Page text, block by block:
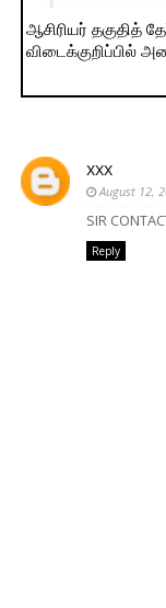
ஆசிரியர் தகுதித்
விடைக்குறிப்பில்
xxx
August 12,
SIR
Reply